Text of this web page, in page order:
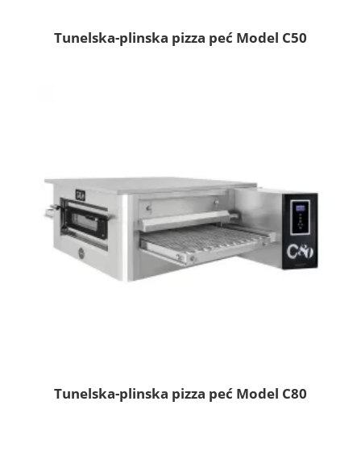
Tunelska-plinska pizza peć Model C50
Tunelska-plinska pizza peć Model C80